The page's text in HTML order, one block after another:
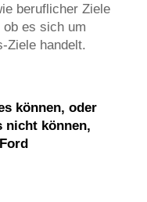
beruflicher Ziele
es sich um
Ziele handelt.
können, oder
nicht können,